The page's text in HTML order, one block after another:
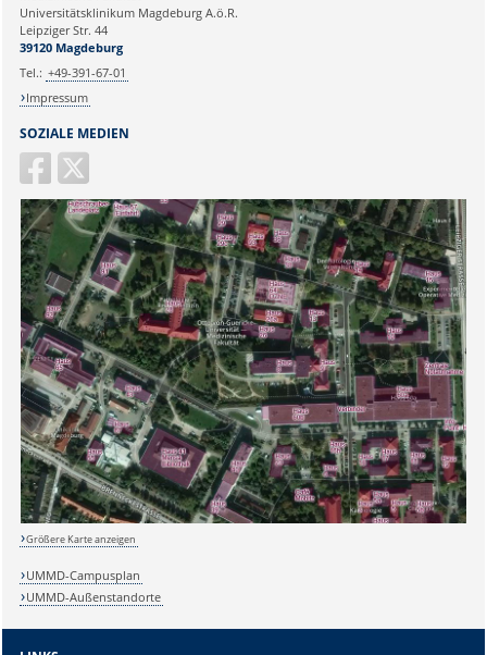
Ihr Anliegen:
Sicherheitsabfrage:
SOZIALE MEDIEN
Universitätsklinikum Magdeburg A.ö.R.
Leipziger Str. 44
39120 Magdeburg
Tel.: +49-391-67-01
Impressum
Größere Karte anzeigen
UMMD-Campusplan
UMMD-Außenstandorte